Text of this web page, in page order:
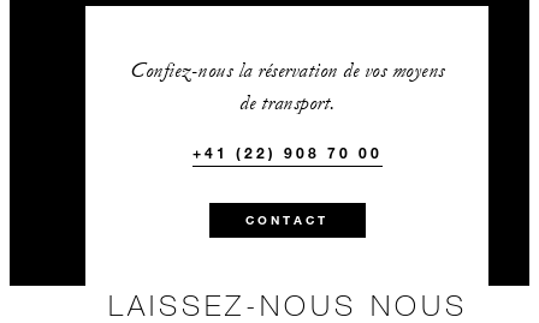
Confiez-nous la réservation de vos moyens
de transport.
+41 (22) 908 70 00
CONTACT
LAISSEZ-NOUS NOUS